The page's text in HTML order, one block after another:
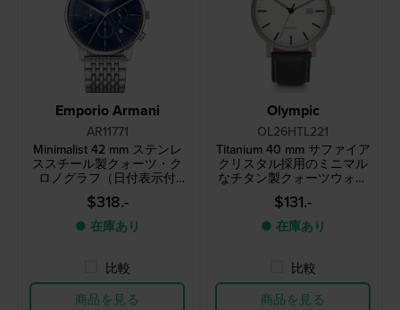
Emporio Armani
AR11771
Minimalist 42 mm ステンレ
ススチール製クォーツ・ク
ロノグラフ（日付表示付
き）
$318.-
● 在庫あり
比較
商品を見る
Olympic
OL26HTL221
Titanium 40 mm サファイア
クリスタル採用のミニマル
なチタン製クォーツウォッ
チ
$131.-
● 在庫あり
比較
商品を見る